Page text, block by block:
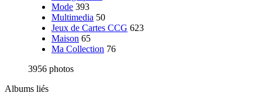
Mode 393
Multimedia 50
Jeux de Cartes CCG 623
Maison 65
Ma Collection 76
3956 photos
Albums liés